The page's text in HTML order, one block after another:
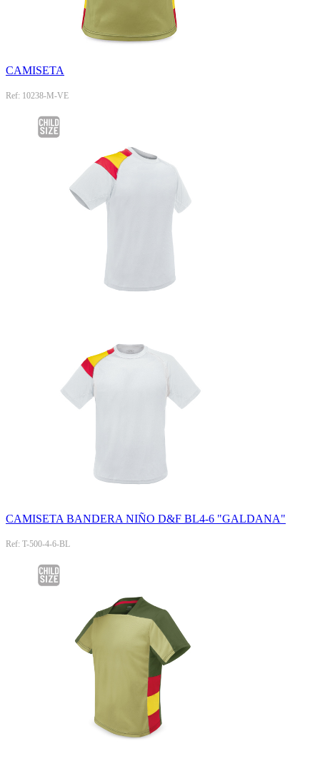
CAMISETA
Ref: 10238-M-VE
CAMISETA BANDERA NIÑO D&F BL4-6 "GALDANA"
Ref: T-500-4-6-BL